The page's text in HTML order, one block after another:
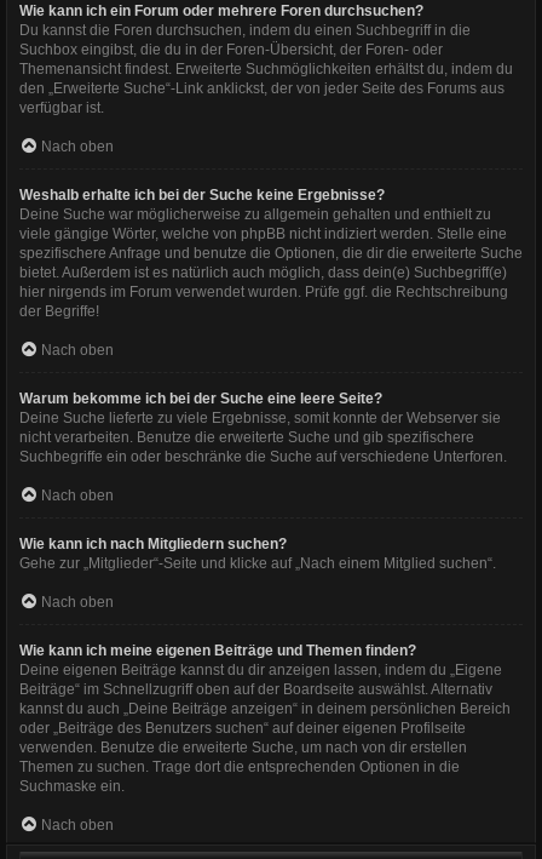
Wie kann ich ein Forum oder mehrere Foren durchsuchen?
Du kannst die Foren durchsuchen, indem du einen Suchbegriff in die
Suchbox eingibst, die du in der Foren-Übersicht, der Foren- oder
Themenansicht findest. Erweiterte Suchmöglichkeiten erhältst du, indem du
den „Erweiterte Suche“-Link anklickst, der von jeder Seite des Forums aus
verfügbar ist.
Nach oben
Weshalb erhalte ich bei der Suche keine Ergebnisse?
Deine Suche war möglicherweise zu allgemein gehalten und enthielt zu
viele gängige Wörter, welche von phpBB nicht indiziert werden. Stelle eine
spezifischere Anfrage und benutze die Optionen, die dir die erweiterte Suche
bietet. Außerdem ist es natürlich auch möglich, dass dein(e) Suchbegriff(e)
hier nirgends im Forum verwendet wurden. Prüfe ggf. die Rechtschreibung
der Begriffe!
Nach oben
Warum bekomme ich bei der Suche eine leere Seite?
Deine Suche lieferte zu viele Ergebnisse, somit konnte der Webserver sie
nicht verarbeiten. Benutze die erweiterte Suche und gib spezifischere
Suchbegriffe ein oder beschränke die Suche auf verschiedene Unterforen.
Nach oben
Wie kann ich nach Mitgliedern suchen?
Gehe zur „Mitglieder“-Seite und klicke auf „Nach einem Mitglied suchen“.
Nach oben
Wie kann ich meine eigenen Beiträge und Themen finden?
Deine eigenen Beiträge kannst du dir anzeigen lassen, indem du „Eigene
Beiträge“ im Schnellzugriff oben auf der Boardseite auswählst. Alternativ
kannst du auch „Deine Beiträge anzeigen“ in deinem persönlichen Bereich
oder „Beiträge des Benutzers suchen“ auf deiner eigenen Profilseite
verwenden. Benutze die erweiterte Suche, um nach von dir erstellen
Themen zu suchen. Trage dort die entsprechenden Optionen in die
Suchmaske ein.
Nach oben